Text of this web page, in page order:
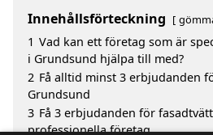
Innehållsförteckning
1 Vad kan ett företag som är
i Grundsund hjälpa till med?
2 Få alltid minst 3 erbjudanden
Grundsund
3 Få 3 erbjudanden för
professionella företag